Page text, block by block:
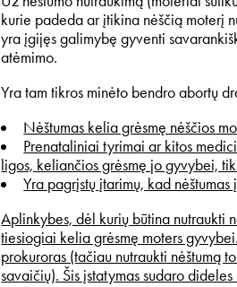
kurie padeda ar įtikina nėščią moterį
yra įgijęs galimybę gyventi
atėmimo.
Yra tam tikros minėto bendro abortų
Nėštumas kelia grėsmę nėščios
Prenataliniai tyrimai ar kitos
ligos, keliančios grėsmę jo gyvybei,
Yra pagrįstų įtarimų, kad
Aplinkybes, dėl kurių būtina nutraukti
tiesiogiai kelia grėsmę moters
prokuroras (tačiau nutraukti nėštumą
savaičių). Šis įstatymas sudaro